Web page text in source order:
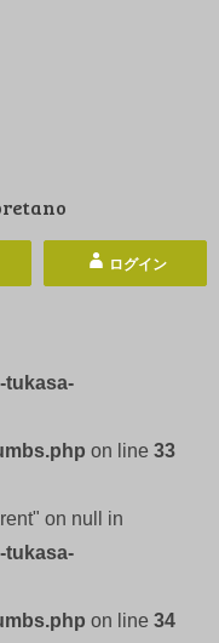
ログイン
tukasa-
on line 33
on null in
tukasa-
on line 34